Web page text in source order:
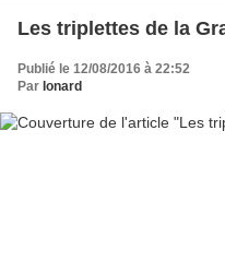
Les triplettes de la
Publié le 12/08/2016 à 22:52
Par Ionard